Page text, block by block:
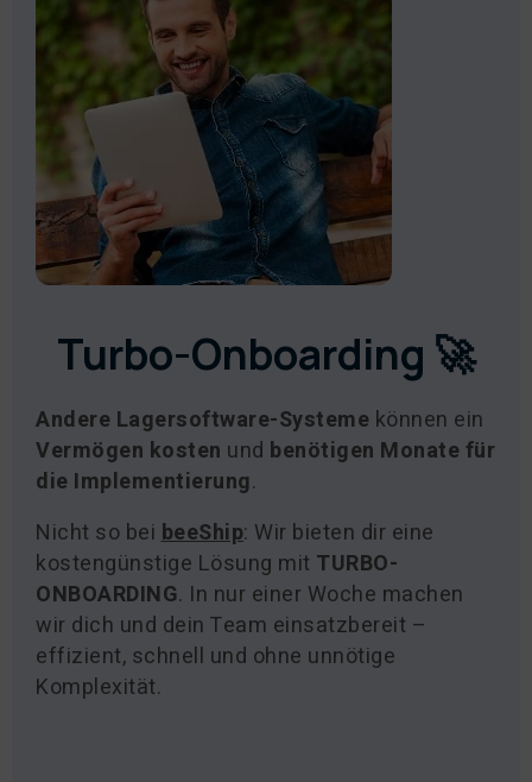
Turbo-Onboarding 🚀
Andere Lagersoftware-Systeme können ein
Vermögen kosten und benötigen Monate für
die Implementierung.
Nicht so beibeeShip: Wir bieten dir eine
kostengünstige Lösung mit TURBO-
ONBOARDING. In nur einer Woche machen
wir dich und dein Team einsatzbereit –
effizient, schnell und ohne unnötige
Komplexität.